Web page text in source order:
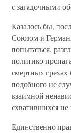
с загадочными
Казалось бы,
Союзом и
попытаться,
политико-
смертных грехах
подобного не
взаимной
схватившихся не
Единственно